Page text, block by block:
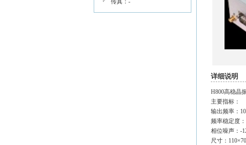
传真：-
详细说明
H800高稳晶
主要指标：
输出频率：
频率稳定度
相位噪声：-
尺寸：